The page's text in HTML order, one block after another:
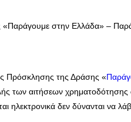
στην Ελλάδα» –
Πρόσκλησης της Δράσης «
των αιτήσεων
ηλεκτρονικά δεν δύνανται να